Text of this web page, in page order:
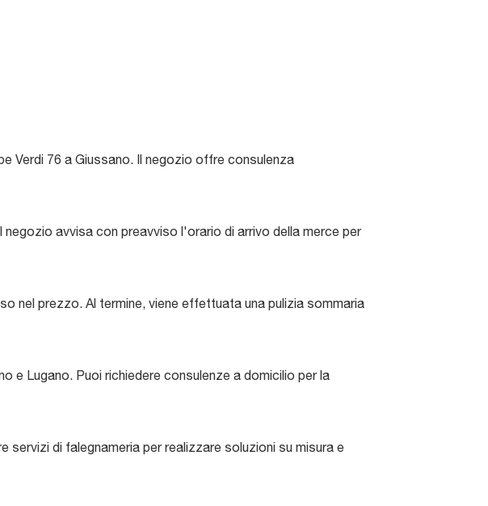
Verdi 76 a Giussano. Il negozio offre consulenza
avvisa con preavviso l'orario di arrivo della merce per
nel prezzo. Al termine, viene effettuata una pulizia sommaria
e Lugano. Puoi richiedere consulenze a domicilio per la
di falegnameria per realizzare soluzioni su misura e